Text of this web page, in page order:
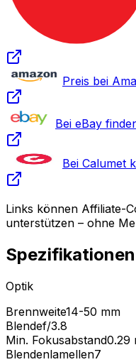
Preis bei
Bei eBay
Bei Calumet
Links können Affiliate-
unterstützen – ohne
Spezifikationen
Optik
Brennweite14-50 mm
Blendef/3.8
Min. Fokusabstand0.29
Blendenlamellen7